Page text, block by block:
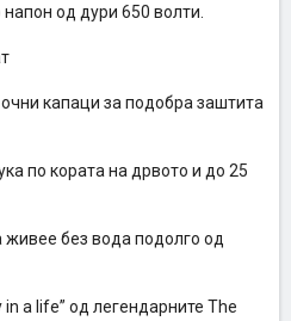
од дури 650 волти.
капаци за подобра заштита
по кората на дрвото и до 25
живее без вода подолго од
in a life” од легендарните The